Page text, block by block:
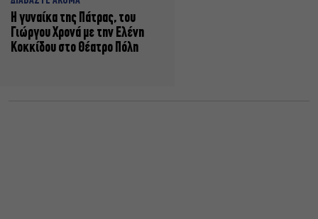
Η γυναίκα της Πάτρας, του
Γιώργου Χρονά με την Ελένη
Κοκκίδου στο Θέατρο Πόλη